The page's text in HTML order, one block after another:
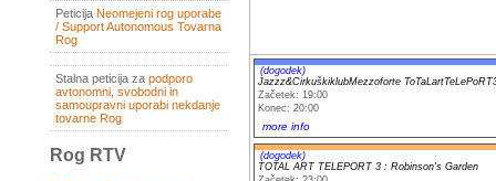
Peticija Neomejeni rog uporabe
/ Support Autonomous Tovarna
Rog
Stalna peticija za podporo
avtonomni, svobodni in
samoupravni uporabi nekdanje
tovarne Rog
Rog RTV
(dogodek)
Jazzz&CirkuškiklubMezzoforte
Začetek: 19:00
Konec: 20:00
more info
(dogodek)
TOTAL ART TELEPORT 3 : Robinson's Garden